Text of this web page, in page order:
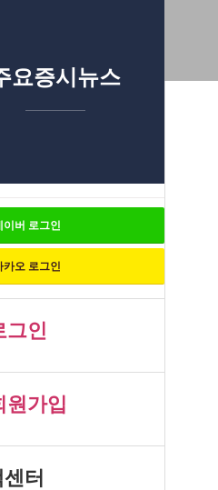
요증시뉴스
이버 로그인
카오 로그인
그인
원가입
터